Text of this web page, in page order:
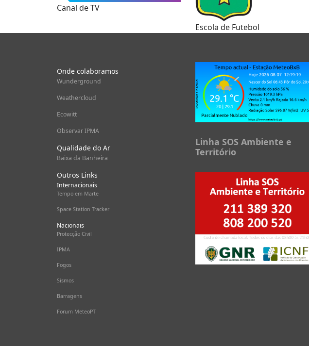
Canal de TV
Escola de Futebol
Onde colaboramos
Wunderground
Weathercloud
Ecowitt
Observar IPMA
Qualidade do Ar
Baixa da Banheira
Outros Links
Internacionais
Tempo em Marte
Space Station Tracker
Nacionais
Protecção Civil
IPMA
Fogos
Sismos
Barragens
Forum MeteoPT
Linha SOS Ambiente e
Território